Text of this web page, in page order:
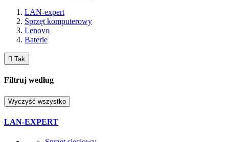
LAN-expert
Sprzęt komputerowy
Lenovo
Baterie
 Tak
Filtruj według
Wyczyść wszystko
LAN-EXPERT